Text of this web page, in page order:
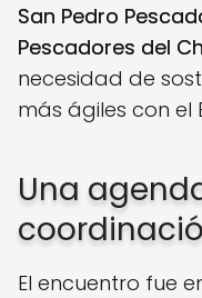
San Pedro
Pescadores del
necesidad de
más ágiles con el
Una
El encuentro fue